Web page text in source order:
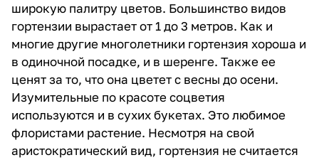
широкую палитру цветов. Большинство видов
гортензии вырастает от 1 до 3 метров. Как и
многие другие многолетники гортензия хороша и
в одиночной посадке, и в шеренге. Также ее
ценят за то, что она цветет с весны до осени.
Изумительные по красоте соцветия
используются и в сухих букетах. Это любимое
флористами растение. Несмотря на свой
аристократический вид, гортензия не считается